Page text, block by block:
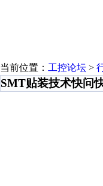
当前位置： 工控论坛 >
SMT贴装技术快问